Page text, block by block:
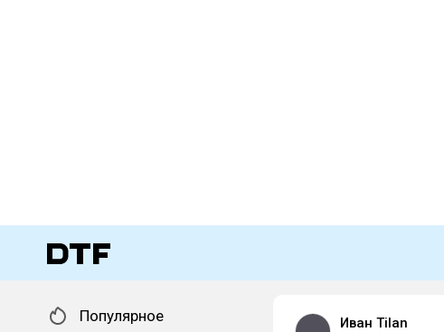
Популярное Иван Tilan